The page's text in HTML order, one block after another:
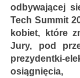
odbywającej
Tech Summit
kobiet, które
Jury, pod
prezydentki-
osiągnięcia,